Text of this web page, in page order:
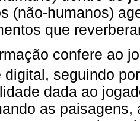
(não-humanos)
que
confere ao
digital, seguindo
dada ao
as